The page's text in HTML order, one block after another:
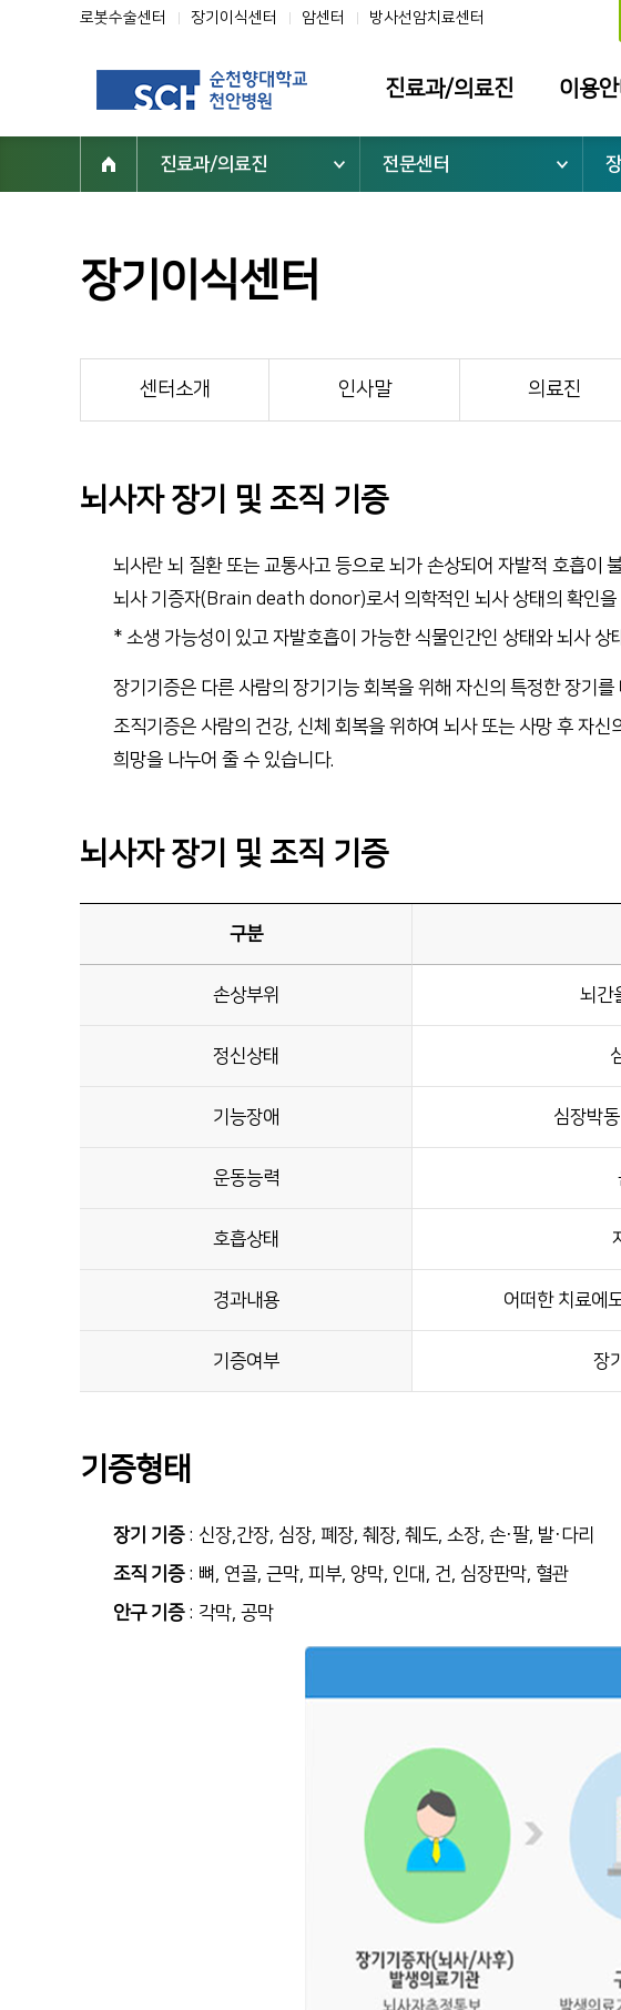
로봇수술센터 장기이식센터 암센터 방사선암치료센터
진료과/의료진
진료과
부설기관/연구소
이용안
위치안내
건강보험안내
통합서비스
장례식장 안
모바일 앱
순천향대학교 부속 천안병원
진료과/의료진 전문센터
장기이식센터
센터소개 인사말 의료진
뇌사자 장기 및 조직 기증
뇌사란 뇌 질환 또는 교통사고 등으로 뇌가 손상되어 자발적 호흡이
뇌사 기증자(Brain death donor)로서 의학적인 뇌사 상태의 확인을
* 소생 가능성이 있고 자발호흡이 가능한 식물인간인 상태와 뇌사 상
장기기증은 다른 사람의 장기기능 회복을 위해 자신의 특정한 장기
조직기증은 사람의 건강, 신체 회복을 위하여 뇌사 또는 사망 후 자
희망을 나누어 줄 수 있습니다.
뇌사자 장기 및 조직 기증
구분
손상부위 뇌간
정신상태
기능장애 심장박
운동능력
호흡상태
경과내용 어떠한 치료에
기증여부 장
기증형태
장기 기증: 신장,간장, 심장, 폐장, 췌장, 췌도, 소장, 손·팔, 발·다리
조직 기증: 뼈, 연골, 근막, 피부, 양막, 인대, 건, 심장판막, 혈관
안구 기증: 각막, 공막